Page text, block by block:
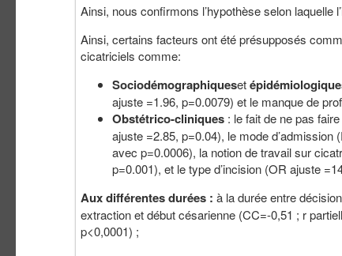
Ainsi, nous confirmons l’hypothèse selon laquelle
Ainsi, certains facteurs ont été présupposés
cicatriciels comme:
Sociodémographiqueset
ajuste =1.96, p=0.0079) et le manque de
Obstétrico-cliniques : le fait de ne pas
ajuste =2.85, p=0.04), le mode
avec p=0.0006), la notion de travail sur
p=0.001), et le type d’incision (OR ajuste
Aux différentes durées : à la durée entre
extraction et début césarienne (CC=-0,51 ; r
p<0,0001) ;